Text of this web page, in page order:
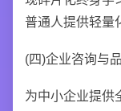
普通人提供轻量
(四)企业咨询与
为中小企业提供